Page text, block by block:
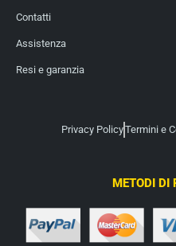
Contatti
Assistenza
Resi e garanzia
Privacy PolicyTermini e
METODI DI